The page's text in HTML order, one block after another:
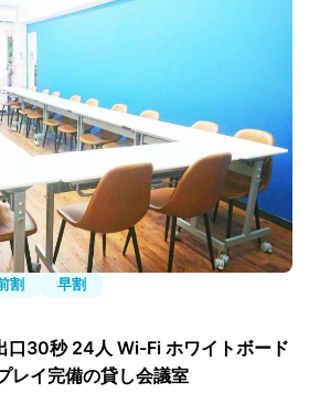
割 早割
口30秒 24人 Wi-Fi ホワイトボード
レイ完備の貸し会議室